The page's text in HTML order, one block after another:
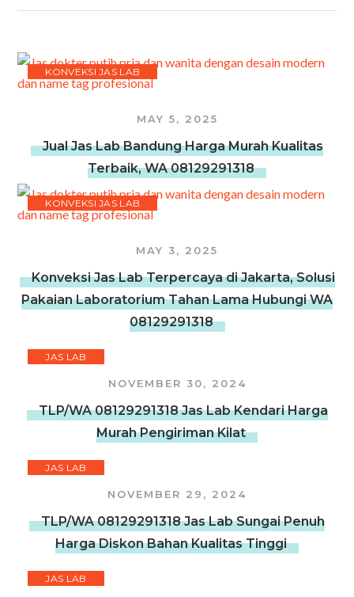
KONVEKSI JAS LAB
MAY 5, 2025
Jual Jas Lab Bandung Harga Murah Kualitas
Terbaik, WA 08129291318
KONVEKSI JAS LAB
MAY 3, 2025
Konveksi Jas Lab Terpercaya di Jakarta, Solusi
Pakaian Laboratorium Tahan Lama Hubungi WA
08129291318
JAS LAB
NOVEMBER 30, 2024
TLP/WA 08129291318 Jas Lab Kendari Harga
Murah Pengiriman Kilat
JAS LAB
NOVEMBER 29, 2024
TLP/WA 08129291318 Jas Lab Sungai Penuh
Harga Diskon Bahan Kualitas Tinggi
JAS LAB